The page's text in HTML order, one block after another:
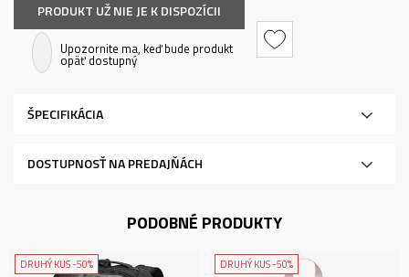
PRODUKT UŽ NIE JE K DISPOZÍCII
Upozornite ma, keď bude produkt
opäť dostupný
ŠPECIFIKÁCIA
DOSTUPNOSŤ NA PREDAJŇÁCH
PODOBNÉ PRODUKTY
DRUHÝ KUS -50% DRUHÝ KUS -50%